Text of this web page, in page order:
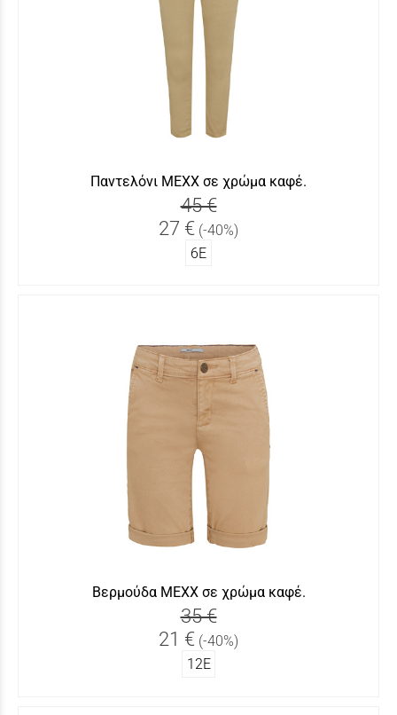
Παντελόνι MEXX σε χρώμα καφέ.
45 €
27 € (-40%)
6Ε
Βερμούδα MEXX σε χρώμα καφέ.
35 €
21 € (-40%)
12Ε